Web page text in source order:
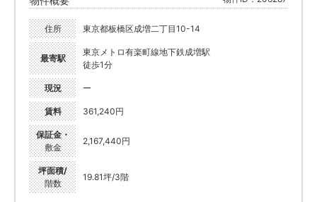
住所 東京都板橋区成増二丁目10-14
最寄駅
東京メトロ有楽町線地下鉄成増駅
徒歩1分
現況 ー
賃料 361,240円
保証金・
敷金
2,167,440円
坪面積/
階数
19.81坪/3階